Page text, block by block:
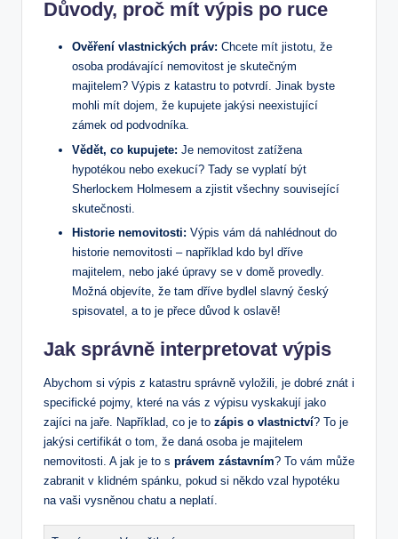
Důvody, proč mít výpis po ruce
Ověření​ vlastnických práv: Chcete mít ‌jistotu, že
osoba⁢ prodávající nemovitost je skutečným
‌majitelem? Výpis z katastru to ⁢potvrdí. Jinak byste
mohli​ mít ‍dojem, že ‍kupujete jakýsi neexistující
zámek od podvodníka.
Vědět, co​ kupujete: Je nemovitost zatížena
hypotékou nebo‍ exekucí? Tady se vyplatí být
Sherlockem Holmesem a zjistit ⁤všechny související
skutečnosti.
Historie nemovitosti: Výpis vám dá nahlédnout do
historie nemovitosti –⁣ například kdo byl ⁢dříve
majitelem, nebo jaké úpravy se v domě provedly.
Možná ⁤objevíte, že ‍tam dříve bydlel slavný český
spisovatel, a to je přece důvod k oslavě!
Jak správně interpretovat výpis
Abychom si výpis z katastru správně vyložili, je dobré znát i
specifické ‍pojmy,⁢ které​ na vás z výpisu vyskakují jako
zajíci na⁤ jaře. Například, co je to zápis ‍o vlastnictví? To‍ je
jakýsi certifikát o tom, ‌že ⁣daná osoba‍ je majitelem
nemovitosti. ⁢A jak je to ​s právem zástavním? To vám může‍
zabranit v klidném spánku, pokud si někdo vzal hypotéku
na vaši vysněnou chatu a ‌neplatí.